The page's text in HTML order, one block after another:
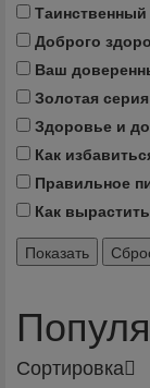
Доброго
Ваш
Золотая серия
Здоровье и
Как
Правильное
Как
Сортировка